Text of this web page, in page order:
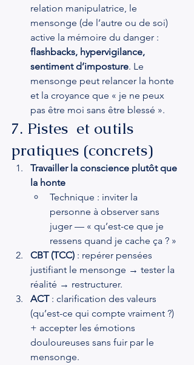
relation manipulatrice, le
mensonge (de l’autre ou de soi)
active la mémoire du danger :
flashbacks, hypervigilance,
sentiment d’imposture. Le
mensonge peut relancer la honte
et la croyance que « je ne peux
pas être moi sans être blessé ».
7. Pistes  et outils
pratiques (concrets)
Travailler la conscience plutôt que
la honte
Technique : inviter la
personne à observer sans
juger — « qu’est-ce que je
ressens quand je cache ça ? »
CBT (TCC) : repérer pensées
justifiant le mensonge → tester la
réalité → restructurer.
ACT : clarification des valeurs
(qu’est-ce qui compte vraiment ?)
+ accepter les émotions
douloureuses sans fuir par le
mensonge.